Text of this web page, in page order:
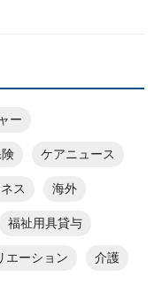
ー
ケアニュース
ス 海外
福祉用具貸与
エーション 介護